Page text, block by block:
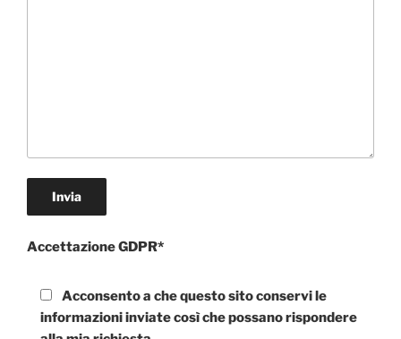
Accettazione GDPR*
Acconsento a che questo sito conservi le
informazioni inviate così che possano rispondere